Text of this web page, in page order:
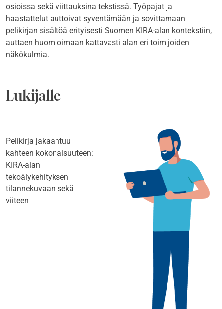
osioissa sekä viittauksina tekstissä. Työpajat ja
haastattelut auttoivat syventämään ja sovittamaan
pelikirjan sisältöä erityisesti Suomen KIRA-alan kontekstiin,
auttaen huomioimaan kattavasti alan eri toimijoiden
näkökulmia.
Lukijalle
Pelikirja jakaantuu
kahteen kokonaisuuteen:
KIRA-alan
tekoälykehityksen
tilannekuvaan sekä
viiteen